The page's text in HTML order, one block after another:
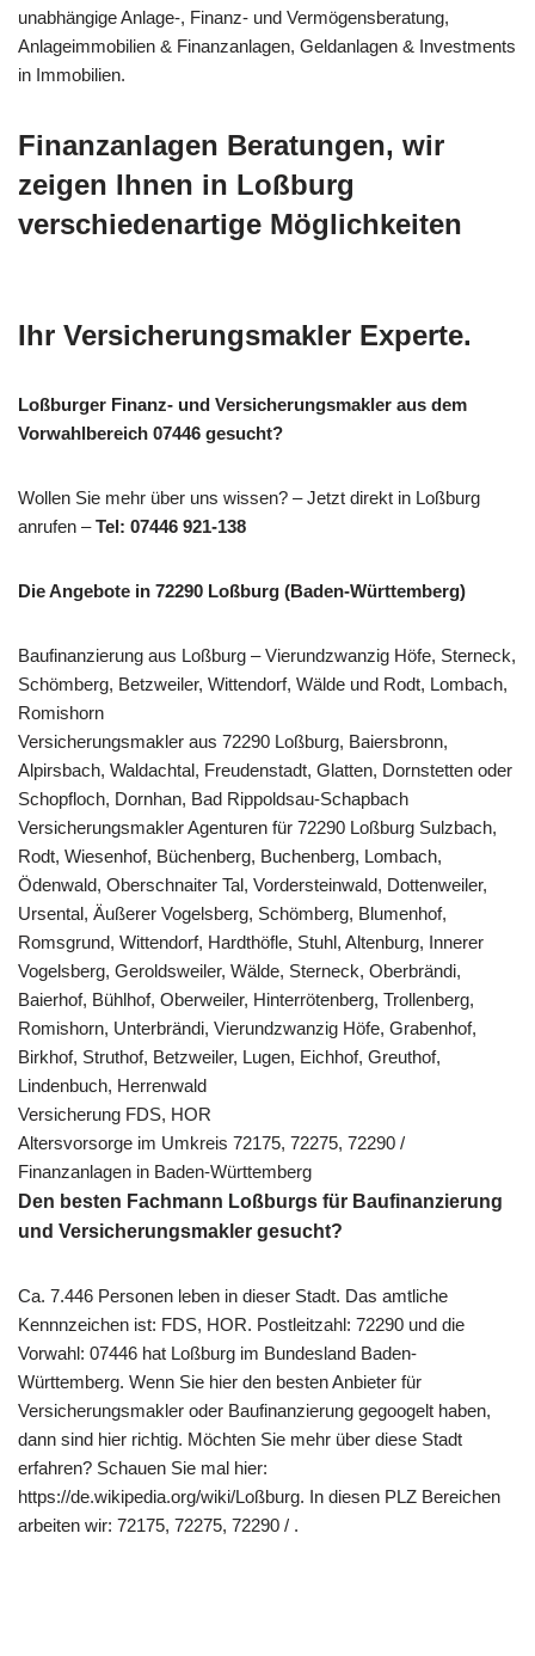
unabhängige Anlage-, Finanz- und Vermögensberatung,
Anlageimmobilien & Finanzanlagen, Geldanlagen & Investments
in Immobilien.
Finanzanlagen Beratungen, wir
zeigen Ihnen in Loßburg
verschiedenartige Möglichkeiten
Ihr Versicherungsmakler Experte.
Loßburger Finanz- und Versicherungsmakler aus dem
Vorwahlbereich 07446 gesucht?
Wollen Sie mehr über uns wissen? – Jetzt direkt in Loßburg
anrufen –Tel: 07446 921-138
Die Angebote in 72290 Loßburg (Baden-Württemberg)
Baufinanzierung aus Loßburg – Vierundzwanzig Höfe, Sterneck,
Schömberg, Betzweiler, Wittendorf, Wälde und Rodt, Lombach,
Romishorn
Versicherungsmakler aus 72290 Loßburg, Baiersbronn,
Alpirsbach, Waldachtal, Freudenstadt, Glatten, Dornstetten oder
Schopfloch, Dornhan, Bad Rippoldsau-Schapbach
Versicherungsmakler Agenturen für 72290 Loßburg Sulzbach,
Rodt, Wiesenhof, Büchenberg, Buchenberg, Lombach,
Ödenwald, Oberschnaiter Tal, Vordersteinwald, Dottenweiler,
Ursental, Äußerer Vogelsberg, Schömberg, Blumenhof,
Romsgrund, Wittendorf, Hardthöfle, Stuhl, Altenburg, Innerer
Vogelsberg, Geroldsweiler, Wälde, Sterneck, Oberbrändi,
Baierhof, Bühlhof, Oberweiler, Hinterrötenberg, Trollenberg,
Romishorn, Unterbrändi, Vierundzwanzig Höfe, Grabenhof,
Birkhof, Struthof, Betzweiler, Lugen, Eichhof, Greuthof,
Lindenbuch, Herrenwald
Versicherung FDS, HOR
Altersvorsorge im Umkreis 72175, 72275, 72290 /
Finanzanlagen in Baden-Württemberg
Den besten Fachmann Loßburgs für Baufinanzierung
und Versicherungsmakler gesucht?
Ca. 7.446 Personen leben in dieser Stadt. Das amtliche
Kennnzeichen ist: FDS, HOR. Postleitzahl: 72290 und die
Vorwahl: 07446 hat Loßburg im Bundesland Baden-
Württemberg. Wenn Sie hier den besten Anbieter für
Versicherungsmakler oder Baufinanzierung gegoogelt haben,
dann sind hier richtig. Möchten Sie mehr über diese Stadt
erfahren? Schauen Sie mal hier:
https://de.wikipedia.org/wiki/Loßburg. In diesen PLZ Bereichen
arbeiten wir: 72175, 72275, 72290 / .